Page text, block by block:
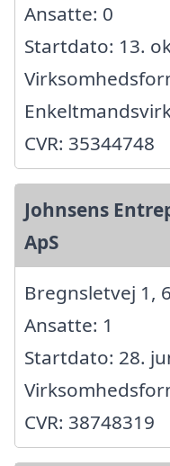
Ansatte: 0
Startdato: 13.
CVR: 35344748
Johnsens
ApS
Bregnsletvej 1,
Ansatte: 1
Startdato: 28.
CVR: 38748319